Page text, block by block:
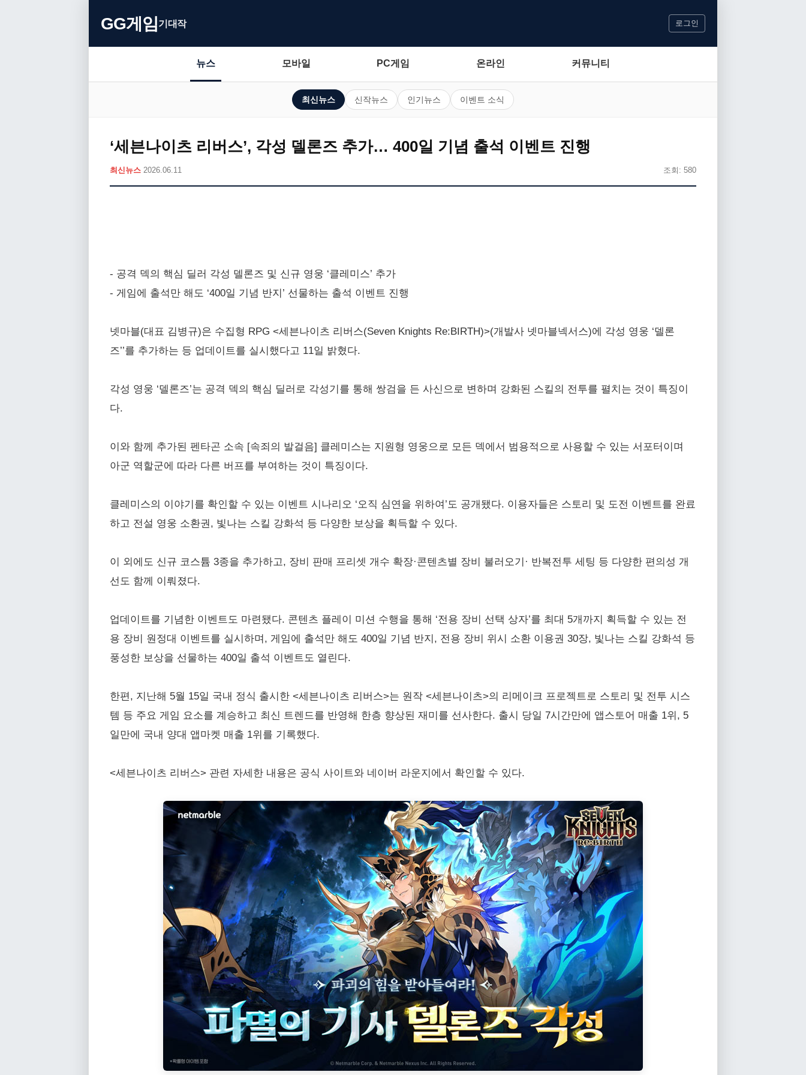
GG게임기대작 로그인
뉴스 모바일 PC게임 온라인 커뮤니티
최신뉴스 신작뉴스 인기뉴스 이벤트 소식
‘세븐나이츠 리버스’, 각성 델론즈 추가… 400일 기념 출석 이벤트 진행
최신뉴스 2026.06.11 조회: 580
- 공격 덱의 핵심 딜러 각성 델론즈 및 신규 영웅 ‘클레미스’ 추가
- 게임에 출석만 해도 ‘400일 기념 반지’ 선물하는 출석 이벤트 진행
넷마블(대표 김병규)은 수집형 RPG <세븐나이츠 리버스(Seven Knights Re:BIRTH)>(개발사 넷마블넥서스)에 각성 영웅 ‘델론
즈’’를 추가하는 등 업데이트를 실시했다고 11일 밝혔다.
각성 영웅 ‘델론즈’는 공격 덱의 핵심 딜러로 각성기를 통해 쌍검을 든 사신으로 변하며 강화된 스킬의 전투를 펼치는 것이 특징이
다.
이와 함께 추가된 펜타곤 소속 [속죄의 발걸음] 클레미스는 지원형 영웅으로 모든 덱에서 범용적으로 사용할 수 있는 서포터이며
아군 역할군에 따라 다른 버프를 부여하는 것이 특징이다.
클레미스의 이야기를 확인할 수 있는 이벤트 시나리오 ‘오직 심연을 위하여’도 공개됐다. 이용자들은 스토리 및 도전 이벤트를 완료
하고 전설 영웅 소환권, 빛나는 스킬 강화석 등 다양한 보상을 획득할 수 있다.
이 외에도 신규 코스튬 3종을 추가하고, 장비 판매 프리셋 개수 확장·콘텐츠별 장비 불러오기· 반복전투 세팅 등 다양한 편의성 개
선도 함께 이뤄졌다.
업데이트를 기념한 이벤트도 마련됐다. 콘텐츠 플레이 미션 수행을 통해 ‘전용 장비 선택 상자’를 최대 5개까지 획득할 수 있는 전
용 장비 원정대 이벤트를 실시하며, 게임에 출석만 해도 400일 기념 반지, 전용 장비 위시 소환 이용권 30장, 빛나는 스킬 강화석 등
풍성한 보상을 선물하는 400일 출석 이벤트도 열린다.
한편, 지난해 5월 15일 국내 정식 출시한 <세븐나이츠 리버스>는 원작 <세븐나이츠>의 리메이크 프로젝트로 스토리 및 전투 시스
템 등 주요 게임 요소를 계승하고 최신 트렌드를 반영해 한층 향상된 재미를 선사한다. 출시 당일 7시간만에 앱스토어 매출 1위, 5
일만에 국내 양대 앱마켓 매출 1위를 기록했다.
<세븐나이츠 리버스> 관련 자세한 내용은 공식 사이트와 네이버 라운지에서 확인할 수 있다.